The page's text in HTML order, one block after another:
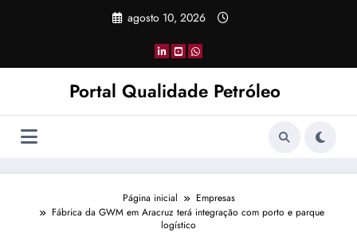
agosto 10, 2026
Portal Qualidade Petróleo
Página inicial
Empresas
Fábrica da GWM em Aracruz terá integração com porto e parque
logístico